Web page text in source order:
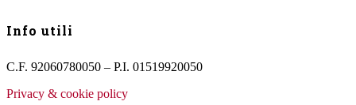
Info utili
C.F. 92060780050 – P.I. 01519920050
Privacy & cookie policy